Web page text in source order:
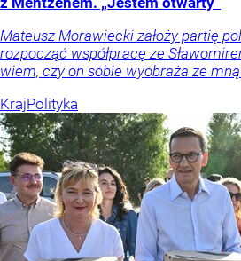
Mateusz Morawiecki założy partię
rozpocząć współpracę ze
wiem, czy on sobie wyobraża ze
KrajPolityka